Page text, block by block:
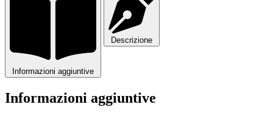
Informazioni aggiuntive
Descrizione
Informazioni aggiuntive